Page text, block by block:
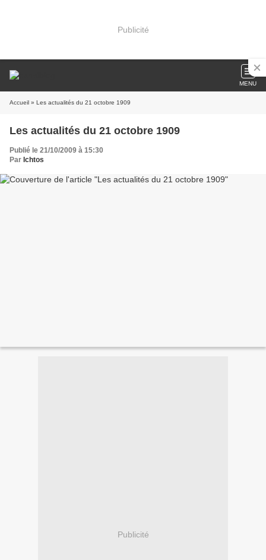
Publicité
MENU
Accueil » Les actualités du 21 octobre 1909
Les actualités du 21 octobre 1909
Publié le 21/10/2009 à 15:30
Par Ichtos
Publicité